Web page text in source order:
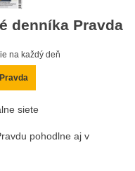
denníka Pravda
na každý deň
siete
pohodlne aj v